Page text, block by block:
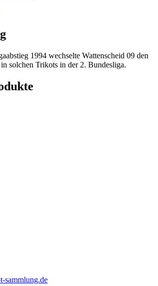
1994 wechselte Wattenscheid 09 den
solchen Trikots in der 2. Bundesliga.
sammlung.de